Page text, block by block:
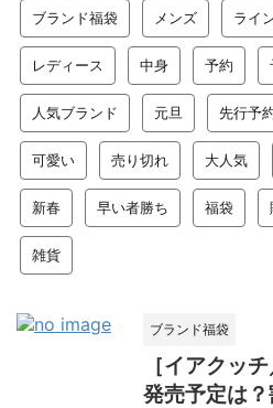
ブランド福袋 メンズ ライ
レディース 中身 予約
人気ブランド 元旦 先行予
可愛い 売り切れ 大人気
新春 早い者勝ち 福袋
雑貨
ブランド福袋
［イアクッ
発売予定は